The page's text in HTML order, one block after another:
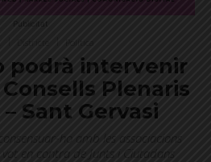
Publicitat
podrà intervenir
Plenaris
Sant Gervasi
ho amb les associacions
en contra de Junts i Ciutadans